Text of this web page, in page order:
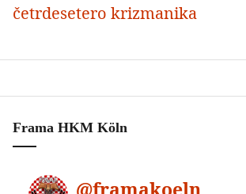
četrdesetero krizmanika
Frama HKM Köln